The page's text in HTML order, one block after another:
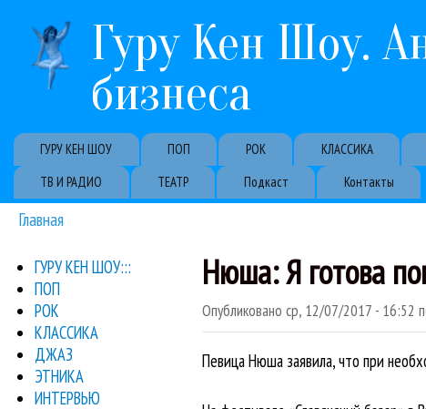
Гуру Кен Шоу.
бизнеса
Primary links
ГУРУ КЕН ШОУ ПОП РОК КЛАССИКА
ТВ И РАДИО
ТЕАТР Подкаст Контакты
Вы здесь
Главная
Нюша: Я готова
Опубликовано ср, 12/07/2017 - 16:52
Певица Нюша заявила, что при
ГУРУ КЕН ШОУ:::
ПОП
РОК
КЛАССИКА
ДЖАЗ
ЭТНИКА
ИНТЕРВЬЮ